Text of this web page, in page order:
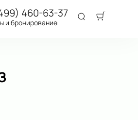
460-63-37
и бронирование